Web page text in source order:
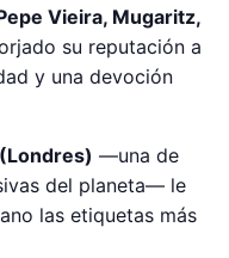
Vieira, Mugaritz,
su reputación a
y una devoción
—una de
del planeta— le
las etiquetas más